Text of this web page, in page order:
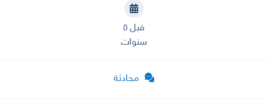
قبل ٥
سنوات
محادثة